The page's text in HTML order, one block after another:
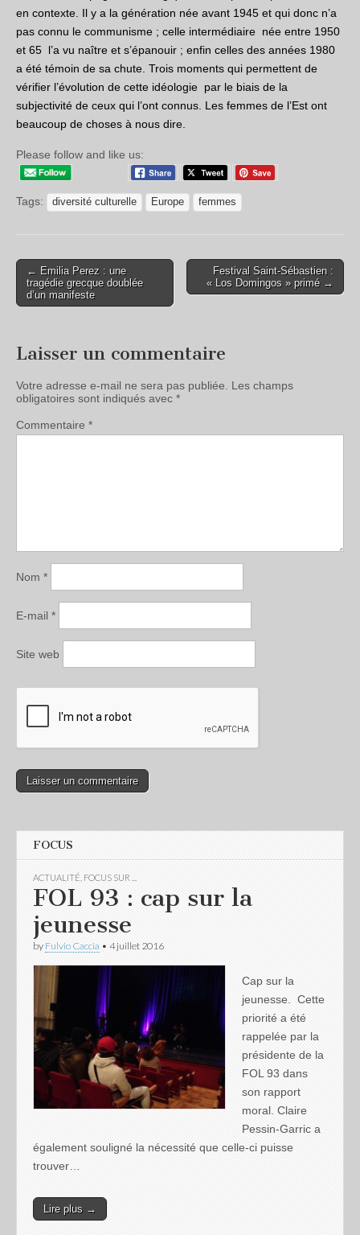
en contexte. Il y a la génération née avant 1945 et qui donc n’a
pas connu le communisme ; celle intermédiaire née entre 1950
et 65 l’a vu naître et s’épanouir ; enfin celles des années 1980
a été témoin de sa chute. Trois moments qui permettent de
vérifier l’évolution de cette idéologie par le biais de la
subjectivité de ceux qui l’ont connus . Les femmes de l’Est ont
beaucoup de choses à nous dire.
Please follow and like us:
Tags: diversité culturelle Europe femmes
← Emilia Perez : une
tragédie grecque doublée
d’un manifeste
Festival Saint-Sébastien :
« Los Domingos » primé →
Laisser un commentaire
Votre adresse e-mail ne sera pas publiée.
Les champs
obligatoires sont indiqués avec *
Commentaire *
Nom *
E-mail *
Site web
FOCUS
ACTUALITÉ FOCUS SUR ...
FOL 93 : cap sur la
jeunesse
by Fulvio Caccia • 4 juillet 2016
Cap sur la
jeunesse. Cette
priorité a été
rappelée par la
présidente de la
FOL 93 dans
son rapport
moral. Claire
Pessin-Garric a
également souligné la nécessité que celle-ci puisse
trouver…
Lire plus →